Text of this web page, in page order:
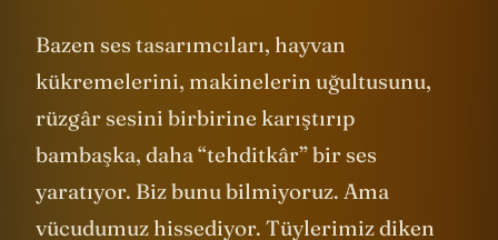
Bazen ses tasarımcıları, hayvan
kükremelerini, makinelerin uğultusunu,
rüzgâr sesini birbirine karıştırıp
bambaşka, daha “tehditkâr” bir ses
yaratıyor. Biz bunu bilmiyoruz. Ama
vücudumuz hissediyor. Tüylerimiz diken